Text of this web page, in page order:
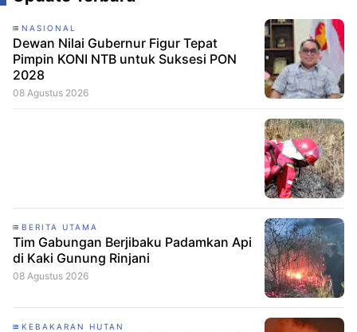
NASIONAL
Dewan Nilai Gubernur Figur Tepat
Pimpin KONI NTB untuk Suksesi PON
2028
08 Agustus 2026
BERITA UTAMA
Tim Gabungan Berjibaku Padamkan Api
di Kaki Gunung Rinjani
08 Agustus 2026
KEBAKARAN HUTAN